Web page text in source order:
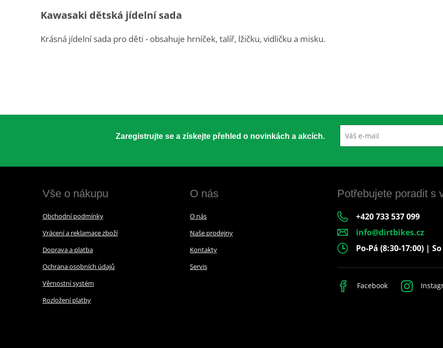
Kawasaki dětská jídelní sada
Krásná jídelní sada pro děti - obsahuje hrníček, talíř, lžičku, vidličku a misku.
Zaregistrujte se a získejte přehled o novinkách a akcích.
Vše o nákupu
Obchodní podmínky
Vrácení a reklamace zboží
Doprava a platba
Ochrana osobních údajů
Věrnostní systém
Rozložení platby
O nás
O nás
Naše prodejny
Kontakty
Servis
Potřebujete poradit s
+420 733 537 099
info@dirtbikes.cz
Po-Pá (8:30-17:00) |
Facebook